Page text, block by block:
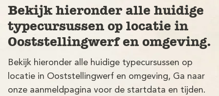
Bekijk hieronder alle huidige
typecursussen op locatie in
Ooststellingwerf en omgeving.
Bekijk hieronder alle huidige typecursussen op
locatie in Ooststellingwerf en omgeving, Ga naar
onze aanmeldpagina voor de startdata en tijden.